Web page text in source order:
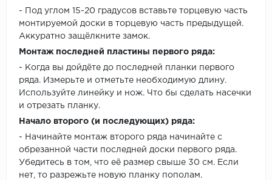
- Под углом 15-20 градусов вставьте торцевую часть
монтируемой доски в торцевую часть предыдущей.
Аккуратно защёлкните замок.
Монтаж последней пластины первого ряда:
- Когда вы дойдёте до последней планки первого
ряда. Измерьте и отметьте необходимую длину.
Используйте линейку и нож. Что бы сделать насечки
и отрезать планку.
Начало второго (и последующих) ряда:
- Начинайте монтаж второго ряда начинайте с
обрезанной части последней доски первого ряда.
Убедитесь в том, что её размер свыше 30 см. Если
нет, то разрежьте новую планку пополам.